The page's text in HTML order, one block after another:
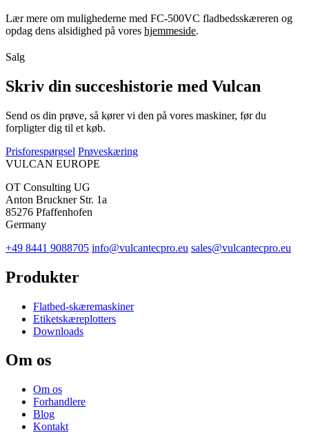
Lær mere om mulighederne med FC-500VC fladbedsskæreren og
opdag dens alsidighed på vores hjemmeside.
Salg
Skriv din succeshistorie med Vulcan
Send os din prøve, så kører vi den på vores maskiner, før du
forpligter dig til et køb.
Prisforespørgsel Prøveskæring
VULCAN EUROPE
OT Consulting UG
Anton Bruckner Str. 1a
85276 Pfaffenhofen
Germany
+49 8441 9088705 info@vulcantecpro.eu sales@vulcantecpro.eu
Produkter
Flatbed-skæremaskiner
Etiketskæreplotters
Downloads
Om os
Om os
Forhandlere
Blog
Kontakt